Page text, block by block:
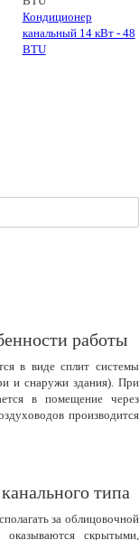
Кондиционер
канальный 14 кВт - 48
BTU
работы
в виде сплит системы
и снаружи здания). При
в помещение через
производится
типа
за облицовочной
скрытыми,